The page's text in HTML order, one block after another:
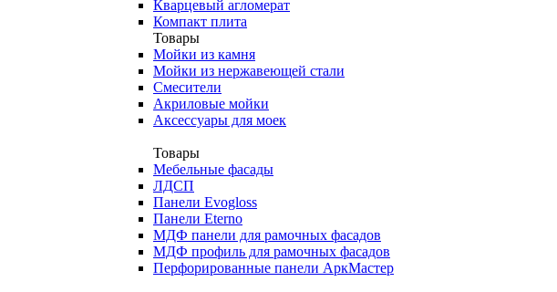
Кварцевый агломерат
Компакт плита
Товары
Мойки из камня
Мойки из нержавеющей стали
Смесители
Акриловые мойки
Аксессуары для моек
Товары
Мебельные фасады
ЛДСП
Панели Evogloss
Панели Eterno
МДФ панели для рамочных фасадов
МДФ профиль для рамочных фасадов
Перфорированные панели АркМастер